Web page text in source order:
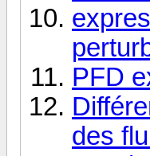
PFD
des